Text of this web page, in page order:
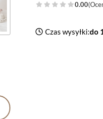
0.00
Czas wysyłki:do